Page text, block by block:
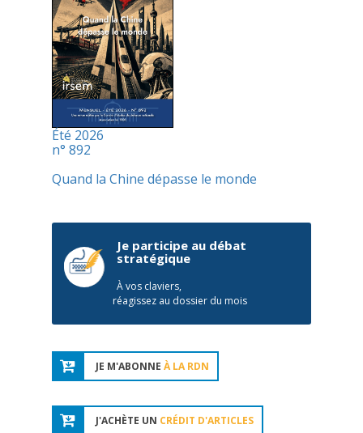
Été 2026
n° 892
Quand la Chine dépasse le monde
Je participe au débat
stratégique
À vos claviers,
réagissez au dossier du mois
JE M'ABONNE À LA RDN
J'ACHÈTE UN CRÉDIT D'ARTICLES